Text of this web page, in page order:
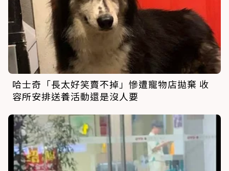
哈士奇「長太好笑賣不掉」慘遭寵物店拋棄 收
容所安排送養活動還是沒人要